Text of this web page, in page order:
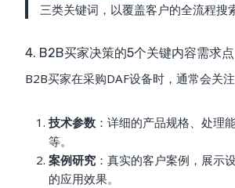
三类关键词，以覆盖客户的全流程搜
4. B2B买家决策的5个关键内容需求点
B2B买家在采购DAF设备时，通常会关
技术参数 ：详细的产品规格、处理
等。
案例研究 ：真实的客户案例，展示
的应用效果。